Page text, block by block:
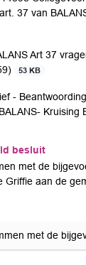
37 van
Art 37
53 KB
-
Kruising
besluit
met de
Griffie aan de
met de